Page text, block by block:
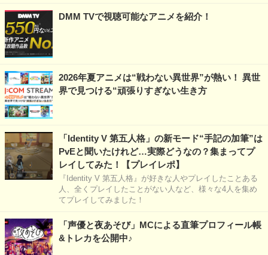
DMM TVで視聴可能なアニメを紹介！
2026年夏アニメは“戦わない異世界”が熱い！ 異世
界で見つける“頑張りすぎない生き方
「Identity V 第五人格」の新モード“手記の加筆”は
PvEと聞いたけれど…実際どうなの？集まってプ
レイしてみた！【プレイレポ】
『Identity V 第五人格』が好きな人やプレイしたことある
人、全くプレイしたことがない人など、様々な4人を集め
てプレイしてみました！
「声優と夜あそび」MCによる直筆プロフィール帳
&トレカを公開中♪